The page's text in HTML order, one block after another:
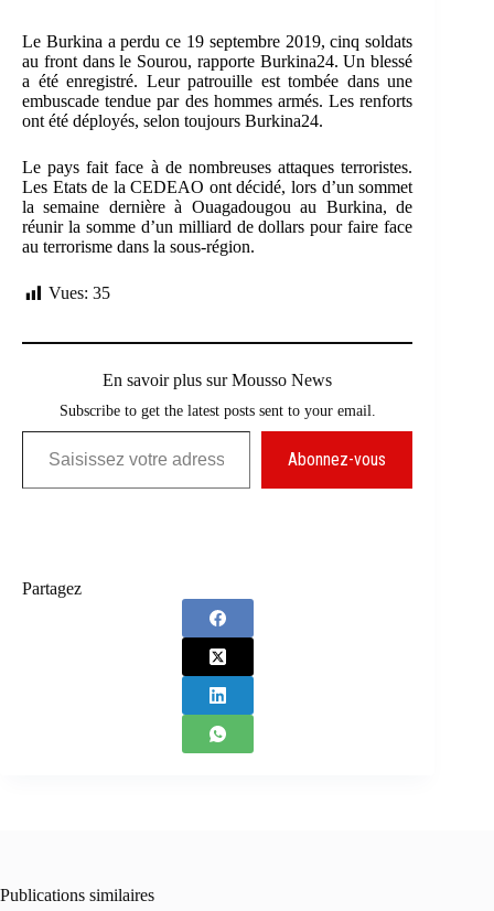
Le Burkina a perdu ce 19 septembre 2019, cinq soldats
au front dans le Sourou, rapporte Burkina24. Un blessé
a été enregistré. Leur patrouille est tombée dans une
embuscade tendue par des hommes armés. Les renforts
ont été déployés, selon toujours Burkina24.
Le pays fait face à de nombreuses attaques terroristes.
Les Etats de la CEDEAO ont décidé, lors d’un sommet
la semaine dernière à Ouagadougou au Burkina, de
réunir la somme d’un milliard de dollars pour faire face
au terrorisme dans la sous-région.
Vues: 35
En savoir plus sur Mousso News
Subscribe to get the latest posts sent to your email.
Saisissez votre adresse e-mail…
Abonnez-vous
Partagez
Publications similaires